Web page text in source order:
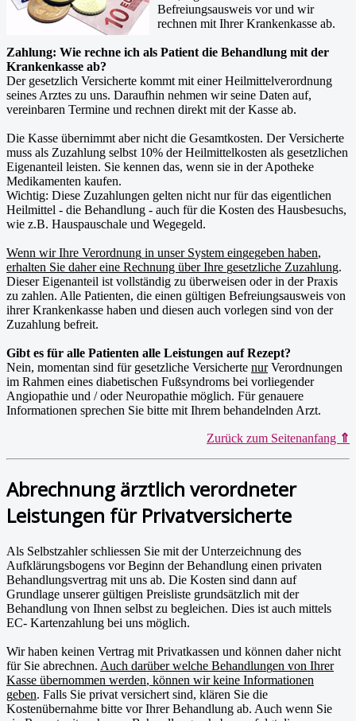
Befreiungsausweis vor und wir
rechnen mit Ihrer Krankenkasse ab.
Zahlung: Wie rechne ich als Patient die Behandlung mit der
Krankenkasse ab?
Der gesetzlich Versicherte kommt mit einer Heilmittelverordnung
seines Arztes zu uns. Daraufhin nehmen wir seine Daten auf,
vereinbaren Termine und rechnen direkt mit der Kasse ab.
Die Kasse übernimmt aber nicht die Gesamtkosten. Der Versicherte
muss als Zuzahlung selbst 10% der Heilmittelkosten als gesetzlichen
Eigenanteil leisten. Sie kennen das, wenn sie in der Apotheke
Medikamenten kaufen.
Wichtig: Diese Zuzahlungen gelten nicht nur für das eigentlichen
Heilmittel - die Behandlung - auch für die Kosten des Hausbesuchs,
wie z.B. Hauspauschale und Wegegeld.
Wenn wir Ihre Verordnung in unser System eingegeben haben,
erhalten Sie daher eine Rechnung über Ihre gesetzliche Zuzahlung.
Dieser Eigenanteil ist vollständig zu überweisen oder in der Praxis
zu zahlen. Alle Patienten, die einen gültigen Befreiungsausweis von
ihrer Krankenkasse haben und diesen auch vorlegen sind von der
Zuzahlung befreit.
Gibt es für alle Patienten alle Leistungen auf Rezept?
Nein, momentan sind für gesetzliche Versicherte nurVerordnungen
im Rahmen eines diabetischen Fußsyndroms bei vorliegender
Angiopathie und / oder Neuropathie möglich. Für genauere
Informationen sprechen Sie bitte mit Ihrem behandelnden Arzt.
Zurück zum Seitenanfang ⇑
Abrechnung ärztlich verordneter
Leistungen für Privatversicherte
Als Selbstzahler schliessen Sie mit der Unterzeichnung des
Aufklärungsbogens vor Beginn der Behandlung einen privaten
Behandlungsvertrag mit uns ab. Die Kosten sind dann auf
Grundlage unserer gültigen Preisliste grundsätzlich mit der
Behandlung von Ihnen selbst zu begleichen. Dies ist auch mittels
EC- Kartenzahlung bei uns möglich.
Wir haben keinen Vertrag mit Privatkassen und können daher nicht
für Sie abrechnen. Auch darüber welche Behandlungen von Ihrer
Kasse übernommen werden, können wir keine Informationen
geben. Falls Sie privat versichert sind, klären Sie die
Kostenübernahme bitte vor Ihrer Behandlung ab. Auch wenn Sie